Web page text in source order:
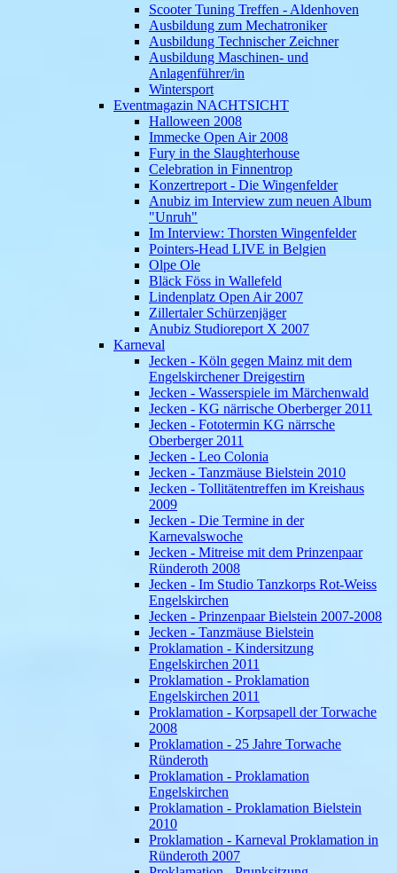
Scooter Tuning Treffen - Aldenhoven
Ausbildung zum Mechatroniker
Ausbildung Technischer Zeichner
Ausbildung Maschinen- und
Anlagenführer/in
Wintersport
Eventmagazin NACHTSICHT
Halloween 2008
Immecke Open Air 2008
Fury in the Slaughterhouse
Celebration in Finnentrop
Konzertreport - Die Wingenfelder
Anubiz im Interview zum neuen Album
"Unruh"
Im Interview: Thorsten Wingenfelder
Pointers-Head LIVE in Belgien
Olpe Ole
Bläck Föss in Wallefeld
Lindenplatz Open Air 2007
Zillertaler Schürzenjäger
Anubiz Studioreport X 2007
Karneval
Jecken - Köln gegen Mainz mit dem
Engelskirchener Dreigestirn
Jecken - Wasserspiele im Märchenwald
Jecken - KG närrische Oberberger 2011
Jecken - Fototermin KG närrsche
Oberberger 2011
Jecken - Leo Colonia
Jecken - Tanzmäuse Bielstein 2010
Jecken - Tollitätentreffen im Kreishaus
2009
Jecken - Die Termine in der
Karnevalswoche
Jecken - Mitreise mit dem Prinzenpaar
Ründeroth 2008
Jecken - Im Studio Tanzkorps Rot-Weiss
Engelskirchen
Jecken - Prinzenpaar Bielstein 2007-2008
Jecken - Tanzmäuse Bielstein
Proklamation - Kindersitzung
Engelskirchen 2011
Proklamation - Proklamation
Engelskirchen 2011
Proklamation - Korpsapell der Torwache
2008
Proklamation - 25 Jahre Torwache
Ründeroth
Proklamation - Proklamation
Engelskirchen
Proklamation - Proklamation Bielstein
2010
Proklamation - Karneval Proklamation in
Ründeroth 2007